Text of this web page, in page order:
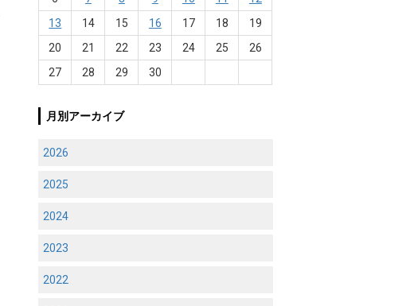
13
14 15 16 17 18
19
20
21 22 23 24 25
26
27
28 29 30
月別アーカイブ
2026
2025
2024
2023
2022